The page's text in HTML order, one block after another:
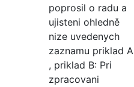
poprosil o radu a
ujisteni ohledně
nize uvedenych
zaznamu priklad A
, priklad B: Pri
zpracovani